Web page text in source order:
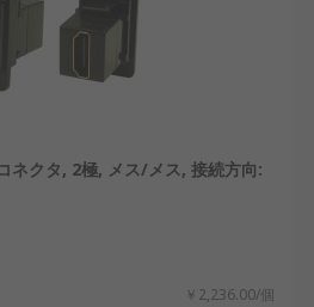
ネクタ, 2極, メス/メス, 接続方向:
￥2,236.00/個